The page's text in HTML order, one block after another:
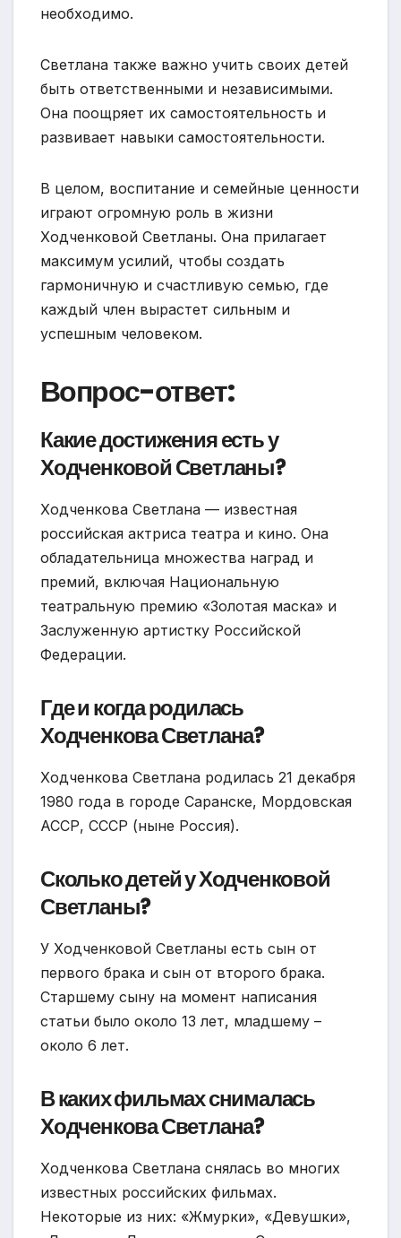
необходимо.
Светлана также важно учить своих детей
быть ответственными и независимыми.
Она поощряет их самостоятельность и
развивает навыки самостоятельности.
В целом, воспитание и семейные ценности
играют огромную роль в жизни
Ходченковой Светланы. Она прилагает
максимум усилий, чтобы создать
гармоничную и счастливую семью, где
каждый член вырастет сильным и
успешным человеком.
Вопрос-ответ:
Какие достижения есть у
Ходченковой Светланы?
Ходченкова Светлана — известная
российская актриса театра и кино. Она
обладательница множества наград и
премий, включая Национальную
театральную премию «Золотая маска» и
Заслуженную артистку Российской
Федерации.
Где и когда родилась
Ходченкова Светлана?
Ходченкова Светлана родилась 21 декабря
1980 года в городе Саранске, Мордовская
АССР, СССР (ныне Россия).
Сколько детей у Ходченковой
Светланы?
У Ходченковой Светланы есть сын от
первого брака и сын от второго брака.
Старшему сыну на момент написания
статьи было около 13 лет, младшему –
около 6 лет.
В каких фильмах снималась
Ходченкова Светлана?
Ходченкова Светлана снялась во многих
известных российских фильмах.
Некоторые из них: «Жмурки», «Девушки»,